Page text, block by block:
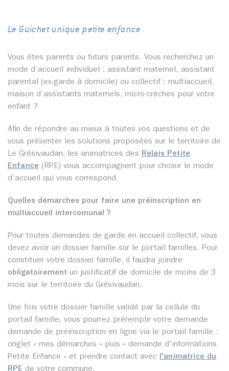
Le Guichet unique petite enfance
Vous êtes parents ou futurs parents. Vous recherchez un
mode d’accueil individuel : assistant maternel, assistant
parental (ex-garde à domicile) ou collectif : multiaccueil,
maison d’assistants maternels, micro-crèches pour votre
enfant ?
Afin de répondre au mieux à toutes vos questions et de
vous présenter les solutions proposées sur le territoire de
Le Grésivaudan, les animatrices des Relais Petite
Enfance (RPE) vous accompagnent pour choisir le mode
d’accueil qui vous correspond.
Quelles démarches pour faire une préinscription en
multiaccueil intercomunal ?
Pour toutes demandes de garde en accueil collectif, vous
devez avoir un dossier famille sur le portail familles. Pour
constituer votre dossier famille, il faudra joindre
obligatoirement un justificatif de domicile de moins de 3
mois sur le territoire du Grésivaudan.
Une fois votre dossier famille validé par la cellule du
portail famille, vous pourrez préremplir votre demande
demande de préinscription en ligne via le portail famille :
onglet « mes démarches » puis « demande d'informations
Petite Enfance » et prendre contact avec l'animatrice du